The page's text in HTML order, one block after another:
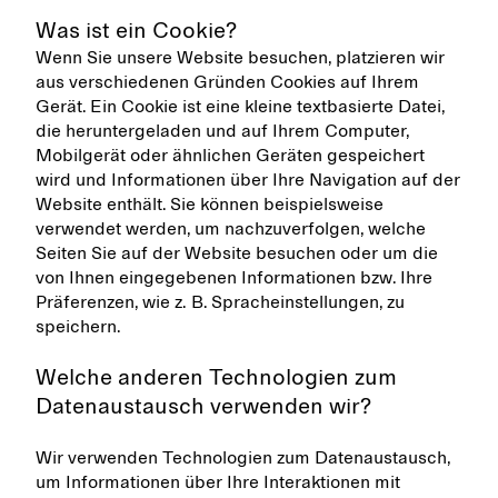
Was ist ein Cookie?
Wenn Sie unsere Website besuchen, platzieren wir
aus verschiedenen Gründen Cookies auf Ihrem
Gerät. Ein Cookie ist eine kleine textbasierte Datei,
die heruntergeladen und auf Ihrem Computer,
Mobilgerät oder ähnlichen Geräten gespeichert
wird und Informationen über Ihre Navigation auf der
Website enthält. Sie können beispielsweise
verwendet werden, um nachzuverfolgen, welche
Seiten Sie auf der Website besuchen oder um die
von Ihnen eingegebenen Informationen bzw. Ihre
Präferenzen, wie z. B. Spracheinstellungen, zu
speichern.
Welche anderen Technologien zum
Datenaustausch verwenden wir?
Wir verwenden Technologien zum Datenaustausch,
um Informationen über Ihre Interaktionen mit